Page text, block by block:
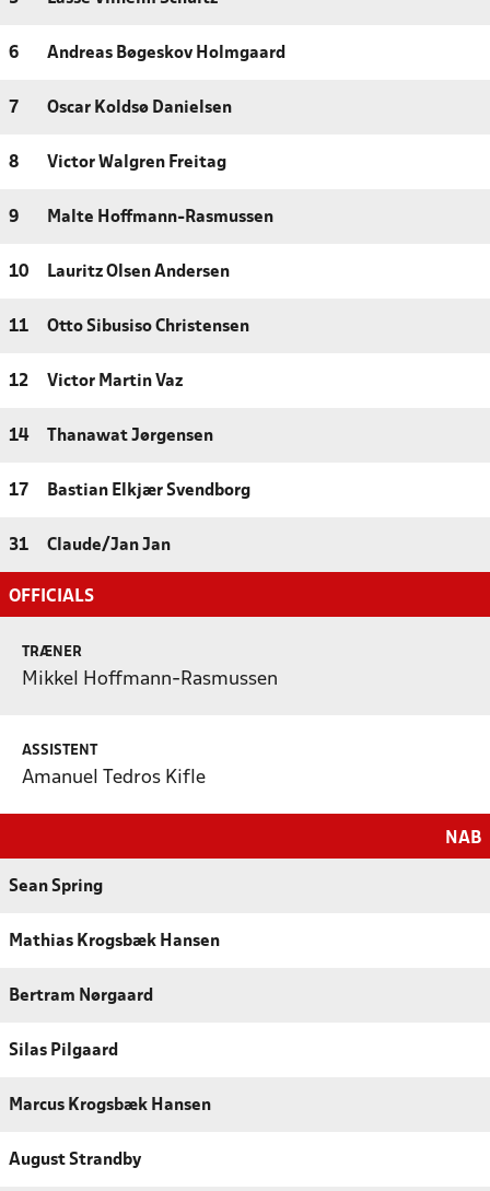
6 Andreas Bøgeskov Holmgaard
7 Oscar Koldsø Danielsen
8 Victor Walgren Freitag
9 Malte Hoffmann-Rasmussen
10 Lauritz Olsen Andersen
11 Otto Sibusiso Christensen
12 Victor Martin Vaz
14 Thanawat Jørgensen
17 Bastian Elkjær Svendborg
31 Claude/Jan Jan
OFFICIALS
TRÆNER
Mikkel Hoffmann-Rasmussen
ASSISTENT
Amanuel Tedros Kifle
NAB
Sean Spring
Mathias Krogsbæk Hansen
Bertram Nørgaard
Silas Pilgaard
Marcus Krogsbæk Hansen
August Strandby